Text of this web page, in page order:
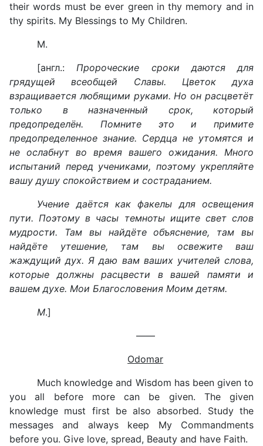
their words must be ever green in thy memory and in
thy spirits. My Blessings to My Children.
M.
[англ.:Пророческие сроки даются для
грядущей всеобщей Славы. Цветок духа
взращивается любящими руками. Но он расцветёт
только в назначенный срок, который
предопределён. Помните это и примите
предопределенное знание. Сердца не утомятся и
не ослабнут во время вашего ожидания. Много
испытаний перед учениками, поэтому укрепляйте
вашу душу спокойствием и состраданием.
Учение даётся как факелы для освещения
пути. Поэтому в часы темноты ищите свет слов
мудрости. Там вы найдёте объяснение, там вы
найдёте утешение, там вы освежите ваш
жаждущий дух. Я даю вам ваших учителей слова,
которые должны расцвести в вашей памяти и
вашем духе. Мои Благословения Моим детям.
M.]
——
Odomar
Much knowledge and Wisdom has been given to
you all before more can be given. The given
knowledge must first be also absorbed. Study the
messages and always keep My Commandments
before you. Give love, spread, Beauty and have Faith.